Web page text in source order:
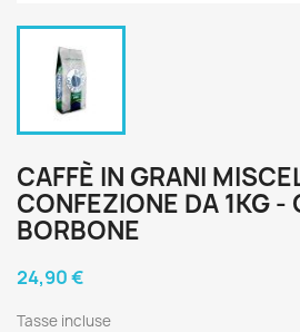
CAFFÈ IN GRANI
CONFEZIONE DA 1KG -
BORBONE
24,90 €
Tasse incluse